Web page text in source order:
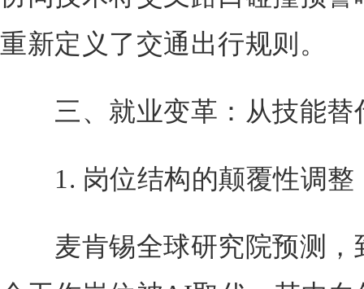
重新定义了交通出行规则。
三、就业变革：从技能替
1. 岗位结构的颠覆性调整
麦肯锡全球研究院预测，